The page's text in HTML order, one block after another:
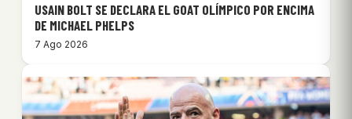
USAIN BOLT SE DECLARA EL GOAT OLÍMPICO POR ENCIMA
DE MICHAEL PHELPS
7 Ago 2026